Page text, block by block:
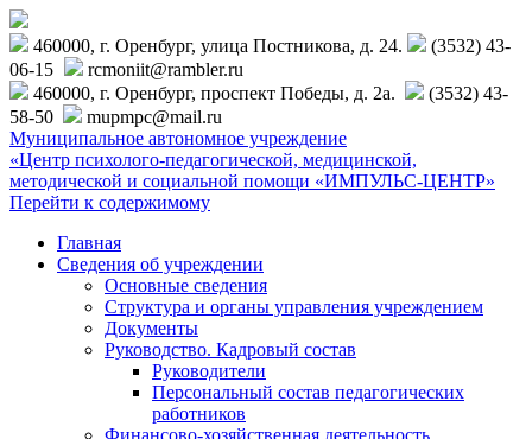
460000, г. Оренбург, улица Постникова, д. 24.
(3532) 43-
06-15
rcmoniit@rambler.ru
460000, г. Оренбург, проспект Победы, д. 2а.
(3532) 43-
58-50
mupmpc@mail.ru
Муниципальное автономное учреждение
«Центр психолого-педагогической, медицинской,
методической и социальной помощи «ИМПУЛЬС-ЦЕНТР»
Перейти к содержимому
Главная
Сведения об учреждении
Основные сведения
Структура и органы управления учреждением
Документы
Руководство. Кадровый состав
Руководители
Персональный состав педагогических
работников
Финансово-хозяйственная деятельность